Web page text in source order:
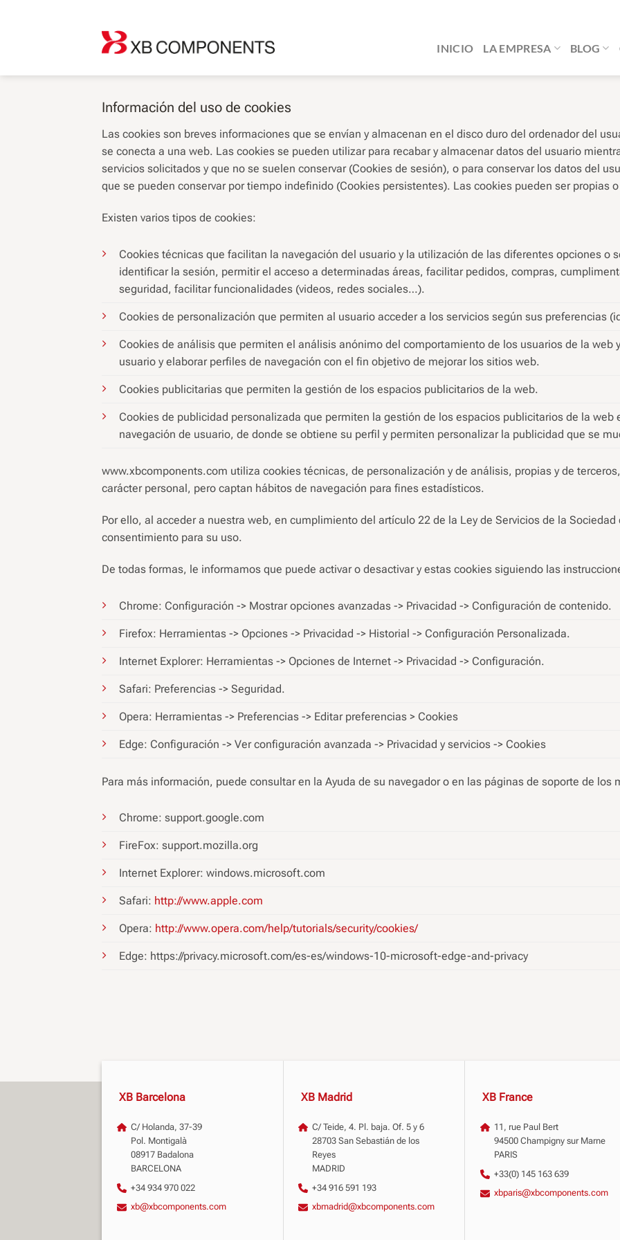
INICIO LA EMPRESA BLOG
Información del uso de cookies
Las cookies son breves informaciones que se envían y almacenan en el disco duro del ordenador del
se conecta a una web. Las cookies se pueden utilizar para recabar y almacenar datos del usuario
servicios solicitados y que no se suelen conservar (Cookies de sesión), o para conservar los datos del
que se pueden conservar por tiempo indefinido (Cookies persistentes). Las cookies pueden ser propias
Existen varios tipos de cookies:
Cookies técnicas que facilitan la navegación del usuario y la utilización de las diferentes opciones o
identificar la sesión, permitir el acceso a determinadas áreas, facilitar pedidos, compras,
seguridad, facilitar funcionalidades (videos, redes sociales…).
Cookies de personalización que permiten al usuario acceder a los servicios según sus preferencias
Cookies de análisis que permiten el análisis anónimo del comportamiento de los usuarios de la web
usuario y elaborar perfiles de navegación con el fin objetivo de mejorar los sitios web.
Cookies publicitarias que permiten la gestión de los espacios publicitarios de la web.
Cookies de publicidad personalizada que permiten la gestión de los espacios publicitarios de la web
navegación de usuario, de donde se obtiene su perfil y permiten personalizar la publicidad que se
www.xbcomponents.com utiliza cookies técnicas, de personalización y de análisis, propias y de
carácter personal, pero captan hábitos de navegación para fines estadísticos.
Por ello, al acceder a nuestra web, en cumplimiento del artículo 22 de la Ley de Servicios de la
consentimiento para su uso.
De todas formas, le informamos que puede activar o desactivar y estas cookies siguiendo las
Chrome: Configuración -> Mostrar opciones avanzadas -> Privacidad -> Configuración de contenido.
Firefox: Herramientas -> Opciones -> Privacidad -> Historial -> Configuración Personalizada.
Internet Explorer: Herramientas -> Opciones de Internet -> Privacidad -> Configuración.
Safari: Preferencias -> Seguridad.
Opera: Herramientas -> Preferencias -> Editar preferencias > Cookies
Edge: Configuración -> Ver configuración avanzada -> Privacidad y servicios -> Cookies
Para más información, puede consultar en la Ayuda de su navegador o en las páginas de soporte de los
Chrome: support.google.com
FireFox: support.mozilla.org
Internet Explorer: windows.microsoft.com
Safari: http://www.apple.com
Opera: http://www.opera.com/help/tutorials/security/cookies/
Edge: https://privacy.microsoft.com/es-es/windows-10-microsoft-edge-and-privacy
XB Barcelona
C/ Holanda, 37-39
Pol. Montigalà
08917 Badalona
BARCELONA
+34 934 970 022
xb@xbcomponents.com
XB Madrid
C/ Teide, 4. Pl. baja. Of. 5 y 6
28703 San Sebastián de los
Reyes
MADRID
+34 916 591 193
xbmadrid@xbcomponents.com
XB France
11, rue Paul Bert
94500 Champigny sur Marne
PARIS
+33(0) 145 163 639
xbparis@xbcomponents.com